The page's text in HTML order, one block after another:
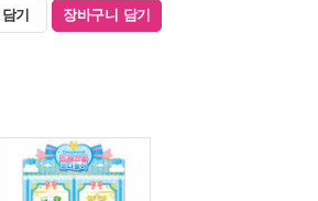
기 장바구니 담기